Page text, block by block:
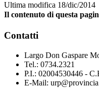
Ultima modifica 18/dic/2014
Il contenuto di questa
Contatti
Largo Don Gaspare
Tel.: 0734.2321
P.I.: 02004530446 -
E-Mail: